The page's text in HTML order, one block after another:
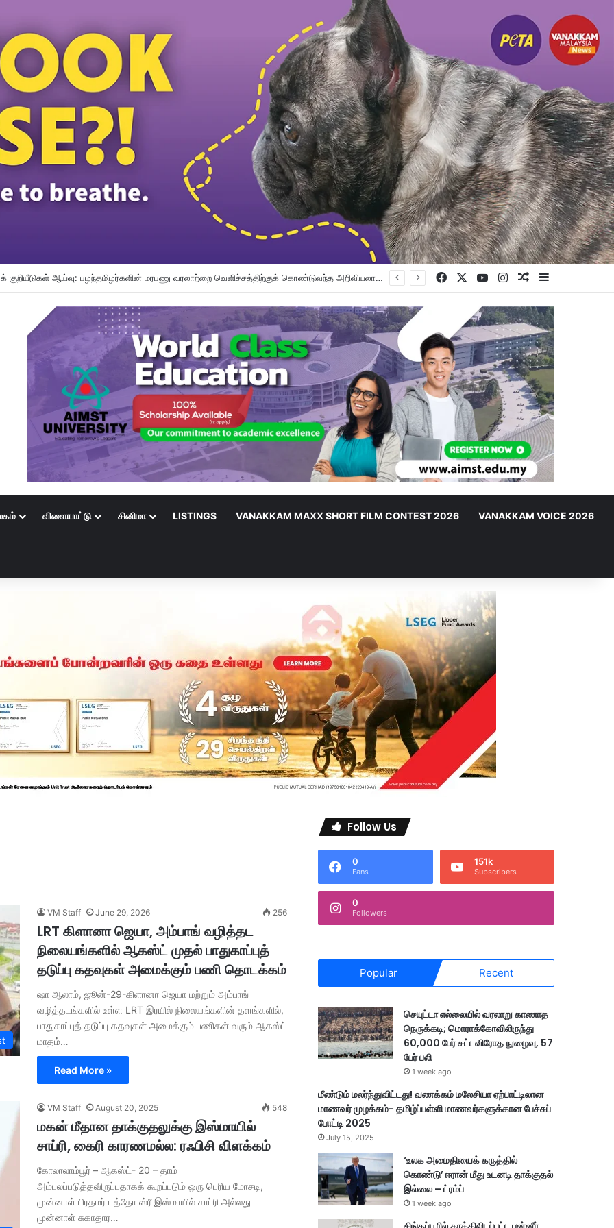
பெட்டாலிங் குர்ட்வாரா சாஹிப் புதிய கட்டட நிதி திரட்டும் இரவு விருந்து: ம.இ.கா RM 50,000 நிதியுதவி, சீக்கிய சமூகத்துக்கான ஆதரவு தொடரும் – விக்னேஸ்வரன் உறுதி Facebook YouTubeInstagramRandom Article
விளையாட்டு சினிமா LISTINGS VANAKKAM MAXX SHORT FILM CONTEST 2026 VANAKKAM VOICE 2026
VM Staff June 29, 2026 256
LRT கிளானா ஜெயா, அம்பாங் வழித்தட
நிலையங்களில் ஆகஸ்ட் முதல் பாதுகாப்புத்
தடுப்பு கதவுகள் அமைக்கும் பணி தொடக்கம்
ஷா ஆலாம், ஜூன்-29-கிளானா ஜெயா மற்றும் அம்பாங்
வழித்தடங்களில் உள்ள LRT இரயில் நிலையங்களின் தளங்களில்,
பாதுகாப்புத் தடுப்பு கதவுகள் அமைக்கும் பணிகள் வரும் ஆகஸ்ட்
மாதம்…
Read More »
VM Staff August 20, 2025 548
மகன் மீதான தாக்குதலுக்கு இஸ்மாயில்
சாப்ரி, கைரி காரணமல்ல: ரஃபிசி விளக்கம்
கோலாலாம்பூர் – ஆகஸ்ட்- 20 – தாம்
அம்பலப்படுத்தவிருப்பதாகக் கூறப்படும் ஒரு பெரிய மோசடி,
முன்னாள் பிரதமர் டத்தோ ஸ்ரீ இஸ்மாயில் சாப்ரி அல்லது
முன்னாள் சுகாதார…
Follow Us
0
Fans
151k
Subscribers
0
Followers
Popular Recent
செயுட்டா எல்லையில் வரலாறு காணாத
நெருக்கடி; மொராக்கோவிலிருந்து
60,000 பேர் சட்டவிரோத நுழைவு, 57
பேர் பலி
1 week ago
மீண்டும் மலர்ந்துவிட்டது! வணக்கம் மலேசியா ஏற்பாட்டிலான
மாணவர் முழக்கம்- தமிழ்ப்பள்ளி மாணவர்களுக்கான பேச்சுப்
போட்டி 2025
July 15, 2025
‘உலக அமைதியைக் கருத்தில்
கொண்டு’ ஈரான் மீது உடனடி தாக்குதல்
இல்லை – ட்ரம்ப்
1 week ago